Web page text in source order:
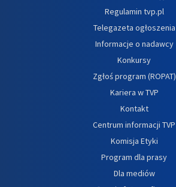
Regulamin tvp.pl
Telegazeta ogłoszenia
Informacje o nadawcy
Konkursy
Zgłoś program (ROPAT)
Kariera w TVP
Kontakt
Centrum informacji TVP
Komisja Etyki
Program dla prasy
Dla mediów